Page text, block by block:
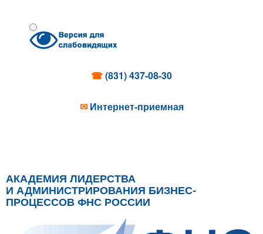
☎(831) 437-08-30
✉ Интернет-приемная
АКАДЕМИЯ ЛИДЕРСТВА
И АДМИНИСТРИРОВАНИЯ БИЗНЕС-
ПРОЦЕССОВ ФНС РОССИИ